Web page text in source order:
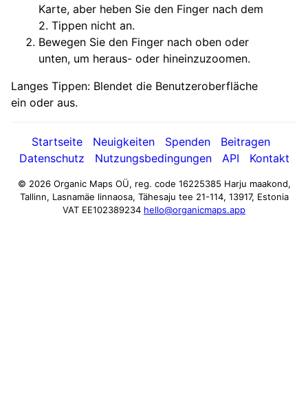
Karte, aber heben Sie den Finger nach dem
2. Tippen nicht an.
Bewegen Sie den Finger nach oben oder
unten, um heraus- oder hineinzuzoomen.
Langes Tippen: Blendet die Benutzeroberfläche
ein oder aus.
Startseite Neuigkeiten Spenden
Beitragen
Datenschutz
Nutzungsbedingungen API Kontakt
© 2026 Organic Maps OÜ, reg. code 16225385 Harju maakond,
Tallinn, Lasnamäe linnaosa, Tähesaju tee 21-114, 13917, Estonia
VAT EE102389234 hello@organicmaps.app